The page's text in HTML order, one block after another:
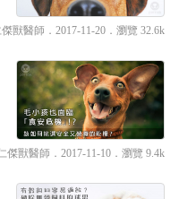
獸醫師 ．2017-11-20． 瀏覽 32.6k
傑獸醫師 ．2017-11-10． 瀏覽 9.4k